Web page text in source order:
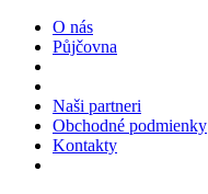
O nás
Půjčovna
Naši partneri
Obchodné podmienky
Kontakty